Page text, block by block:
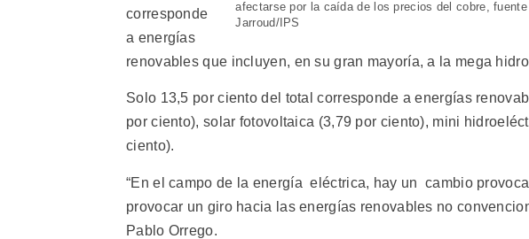
afectarse por la caída de los precios del cobre,
Jarroud/IPS
corresponde
a energías
renovables que incluyen, en su gran mayoría, a la mega
Solo 13,5 por ciento del total corresponde a energías
por ciento), solar fotovoltaica (3,79 por ciento), mini
ciento).
“En el campo de la energía eléctrica, hay un cambio
provocar un giro hacia las energías renovables no
Pablo Orrego.